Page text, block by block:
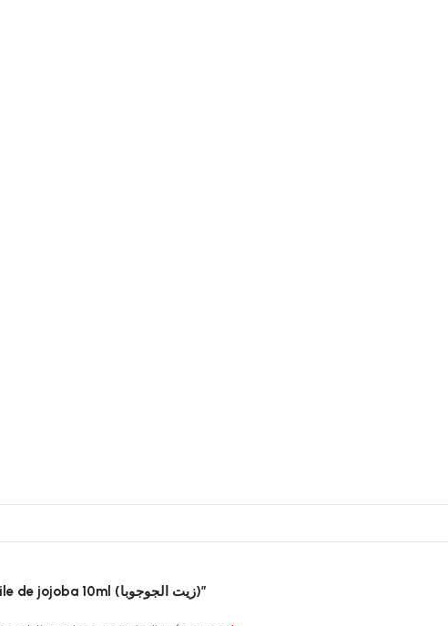
Soyez le premier à laisser votre avis sur “BIO ORIENT Huile de jojoba 10ml (زيت الجوجوبا)”